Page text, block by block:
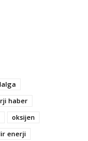
haber
oksijen
enerji